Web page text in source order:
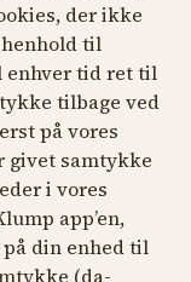
der ikke
til
enhver tid ret til
tilbage ved
på vores
givet samtykke
i vores
app’en,
din enhed til
(da-